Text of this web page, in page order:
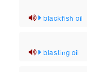
blackfish oil
blasting oil